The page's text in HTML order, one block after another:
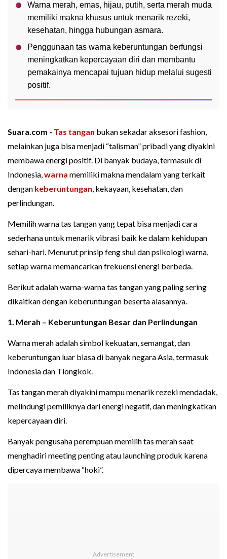
Warna merah, emas, hijau, putih, serta merah muda
memiliki makna khusus untuk menarik rezeki,
kesehatan, hingga hubungan asmara.
Penggunaan tas warna keberuntungan berfungsi
meningkatkan kepercayaan diri dan membantu
pemakainya mencapai tujuan hidup melalui sugesti
positif.
Suara.com - Tas tangan bukan sekadar aksesori fashion,
melainkan juga bisa menjadi “talisman” pribadi yang diyakini
membawa energi positif. Di banyak budaya, termasuk di
Indonesia,warna memiliki makna mendalam yang terkait
dengan keberuntungan, kekayaan, kesehatan, dan
perlindungan.
Memilih warna tas tangan yang tepat bisa menjadi cara
sederhana untuk menarik vibrasi baik ke dalam kehidupan
sehari-hari. Menurut prinsip feng shui dan psikologi warna,
setiap warna memancarkan frekuensi energi berbeda.
Berikut adalah warna-warna tas tangan yang paling sering
dikaitkan dengan keberuntungan beserta alasannya.
1. Merah – Keberuntungan Besar dan Perlindungan
Warna merah adalah simbol kekuatan, semangat, dan
keberuntungan luar biasa di banyak negara Asia, termasuk
Indonesia dan Tiongkok.
Tas tangan merah diyakini mampu menarik rezeki mendadak,
melindungi pemiliknya dari energi negatif, dan meningkatkan
kepercayaan diri.
Banyak pengusaha perempuan memilih tas merah saat
menghadiri meeting penting atau launching produk karena
dipercaya membawa “hoki”.